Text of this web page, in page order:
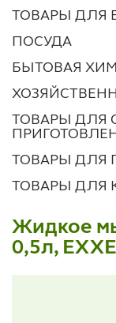
ТОВАРЫ ДЛЯ
ПОСУДА
БЫТОВАЯ
ТОВАРЫ ДЛЯ
ТОВАРЫ ДЛЯ
ТОВАРЫ ДЛЯ
Жидкое
0,5л, EXXE